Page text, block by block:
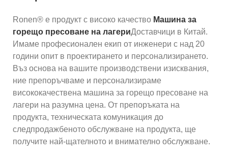
Ronen® е продукт с високо качество Машина за
горещо пресоване на лагериДоставчици в Китай.
Имаме професионален екип от инженери с над 20
години опит в проектирането и персонализирането.
Въз основа на вашите производствени изисквания,
ние препоръчваме и персонализираме
висококачествена машина за горещо пресоване на
лагери на разумна цена. От препоръката на
продукта, техническата комуникация до
следпродажбеното обслужване на продукта, ще
получите най-щателното и внимателно обслужване.